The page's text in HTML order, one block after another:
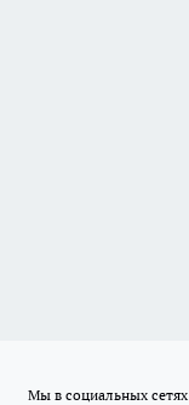
Мы в социальных сетях